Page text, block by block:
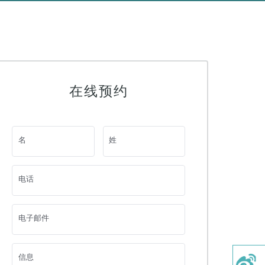
在线预约
名 姓
电话
电子邮件
信息